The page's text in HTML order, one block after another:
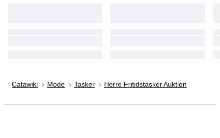
Catawiki Mode Tasker Herre Fritidstasker Auktion